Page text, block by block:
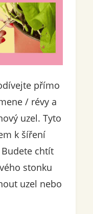
přímo
/ révy a
uzel. Tyto
k šíření
chtít
stonku
uzel nebo